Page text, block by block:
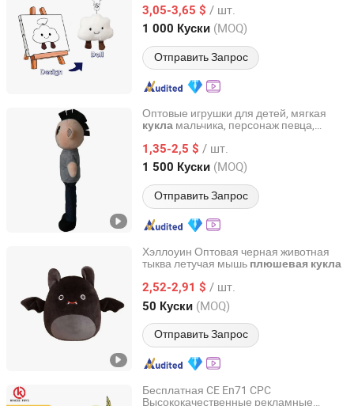
3,05-3,65 $ / шт.
1 000 Куски (MOQ)
Отправить Запрос
Zhejiang, China с 2015
Оптовые игрушки для детей, мягкая
кукла мальчика, персонаж певца,
плюшевый игрушечный
игрушки, куклы для маленьких
мальчиков
1,35-2,5 $ / шт.
1 500 Куски (MOQ)
Отправить Запрос
Yangzhou Tongyue Toys and Gifts Co., Ltd.
Jiangsu, China с 2022
Хэллоуин Оптовая черная животная
тыква летучая мышь плюшевая кукла
2,52-2,91 $ / шт.
50 Куски (MOQ)
Отправить Запрос
Skylark Network Co., Ltd
Zhejiang, China с 2022
Бесплатная CE En71 CPC
Высококачественные рекламные